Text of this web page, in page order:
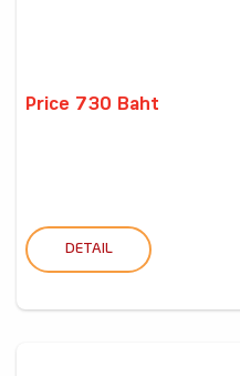
Price 730 Baht
DETAIL